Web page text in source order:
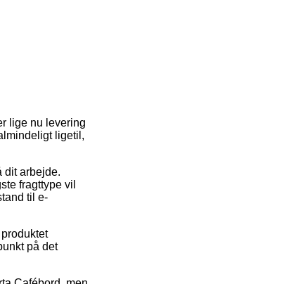
lige nu levering
ligetil,
dit arbejde.
fragttype vil
til e-
på det